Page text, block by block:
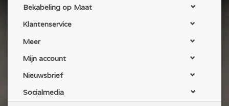
klittenband kabelbinder
ringen aan de connectoren
Deze kabel is ook leverbaar op Schill kabelhaspels.
Bekabeling op Maat
Klantenservice
Meer
Mijn account
Nieuwsbrief
Socialmedia